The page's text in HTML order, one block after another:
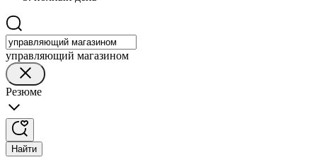
управляющий магазином
Резюме
Найти